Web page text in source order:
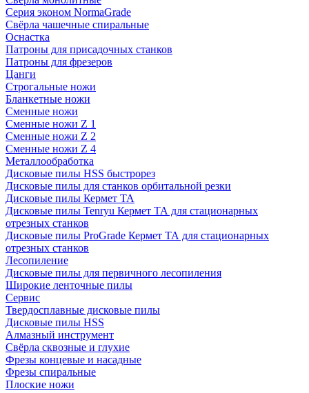
Серия эконом NormaGrade
Свёрла чашечные спиральные
Оснастка
Патроны для присадочных станков
Патроны для фрезеров
Цанги
Строгальные ножи
Бланкетные ножи
Сменные ножи
Сменные ножи Z 1
Сменные ножи Z 2
Сменные ножи Z 4
Металлообработка
Дисковые пилы HSS быстрорез
Дисковые пилы для станков орбитальной резки
Дисковые пилы Кермет ТА
Дисковые пилы Tenryu Кермет ТА для стационарных
отрезных станков
Дисковые пилы ProGrade Кермет ТА для стационарных
отрезных станков
Лесопиление
Дисковые пилы для первичного лесопиления
Широкие ленточные пилы
Сервис
Твердосплавные дисковые пилы
Дисковые пилы HSS
Алмазный инструмент
Свёрла сквозные и глухие
Фрезы концевые и насадные
Фрезы спиральные
Плоские ножи